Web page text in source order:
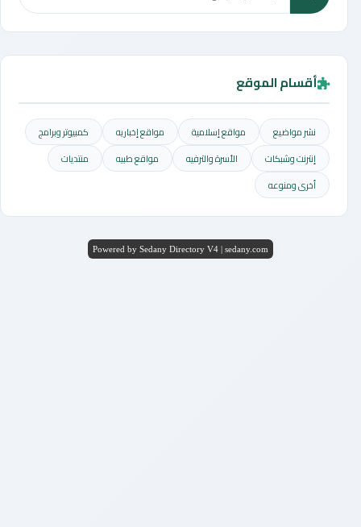
أقسام الموقع
نشر مواضيع مواقع إسلامية مواقع إخباريه
كمبيوتر وبرامج
إنترنت وشبكات
الأسرة والترفيه مواقع طبيه
منتديات
أخرى ومنوعه
Powered by Sedany Directory V4 | sedany.com